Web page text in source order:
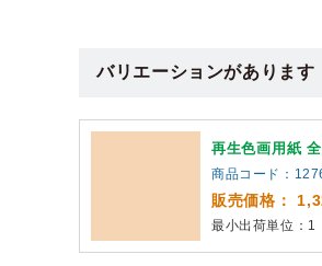
バリエーションがあります
再生色画用紙
商品コード：
販売価格：
最小出荷単位：1